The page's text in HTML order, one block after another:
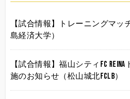
【試合情報】トレーニングマッ
島経済大学）
【試合情報】福山シティFC
施のお知らせ（松山城北FCLB）